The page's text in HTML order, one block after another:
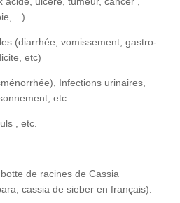
(diarrhée, vomissement, gastro-
etc)
Infections urinaires,
etc.
, etc.
de racines de Cassia
cassia de sieber en français).